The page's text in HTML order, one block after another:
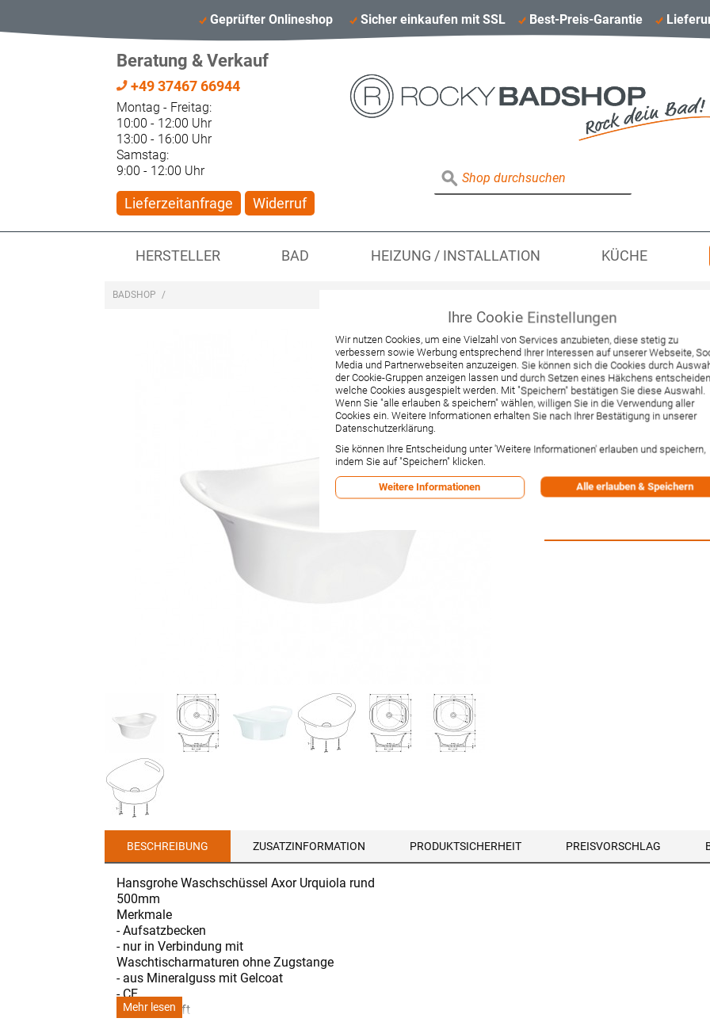
Geprüfter Onlineshop Sicher einkaufen mit SSL Best-Preis-Garantie
Beratung & Verkauf
+49 37467 66944
Montag - Freitag:
10:00 - 12:00 Uhr
13:00 - 16:00 Uhr
Samstag:
9:00 - 12:00 Uhr
Lieferzeitanfrage Widerruf
HERSTELLER BAD HEIZUNG / INSTALLATION KÜCHE
BADSHOP /
Hansgrohe
500mm
Artikelnummer:11301000
Hersteller: Hansgrohe
Lieferzeit:1-2 Wochen²
1.003,00 €
-1% Rabatt bei Vorkasse per
BESCHREIBUNG ZUSATZINFORMATION PRODUKTSICHERHEIT PREISVORSCHLAG
Hansgrohe Waschschüssel Axor Urquiola rund
500mm
Merkmale
- Aufsatzbecken
- nur in Verbindung mit
Waschtischarmaturen ohne Zugstange
- aus Mineralguss mit Gelcoat
- CE
- TÜV geprüft
Mehr lesen
Ihre Cookie Einstellungen
Wir nutzen Cookies, um eine Vielzahl von Services anzubieten, diese stetig zu
verbessern sowie Werbung entsprechend Ihrer Interessen auf unserer Webseite,
Media und Partnerwebseiten anzuzeigen. Sie können sich die Cookies durch
der Cookie-Gruppen anzeigen lassen und durch Setzen eines Häkchens
welche Cookies ausgespielt werden. Mit "Speichern" bestätigen Sie diese Auswahl.
Wenn Sie "alle erlauben & speichern" wählen, willigen Sie in die Verwendung aller
Cookies ein. Weitere Informationen erhalten Sie nach Ihrer Bestätigung in unserer
Datenschutzerklärung.
Sie können Ihre Entscheidung unter 'Weitere Informationen' erlauben und speichern,
indem Sie auf "Speichern" klicken.
Weitere Informationen Alle erlauben & Speichern